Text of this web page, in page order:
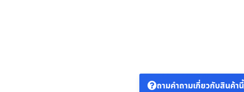
ถามคำถามเกี่ยวกับสินค้านี้